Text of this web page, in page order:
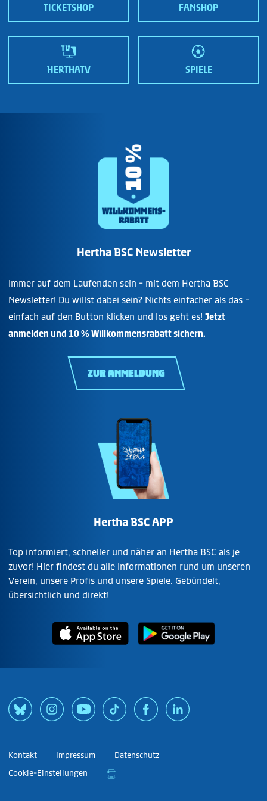
TICKETSHOP FANSHOP
HERTHATV SPIELE
Hertha BSC Newsletter
Immer auf dem Laufenden sein - mit dem Hertha BSC
Newsletter! Du willst dabei sein? Nichts einfacher als das -
einfach auf den Button klicken und los geht es! Jetzt
anmelden und 10 % Willkommensrabatt sichern.
ZUR ANMELDUNG
Hertha BSC APP
Top informiert, schneller und näher an Hertha BSC als je
zuvor! Hier findest du alle Informationen rund um unseren
Verein, unsere Profis und unsere Spiele. Gebündelt,
übersichtlich und direkt!
Kontakt Impressum
Datenschutz
Cookie-Einstellungen